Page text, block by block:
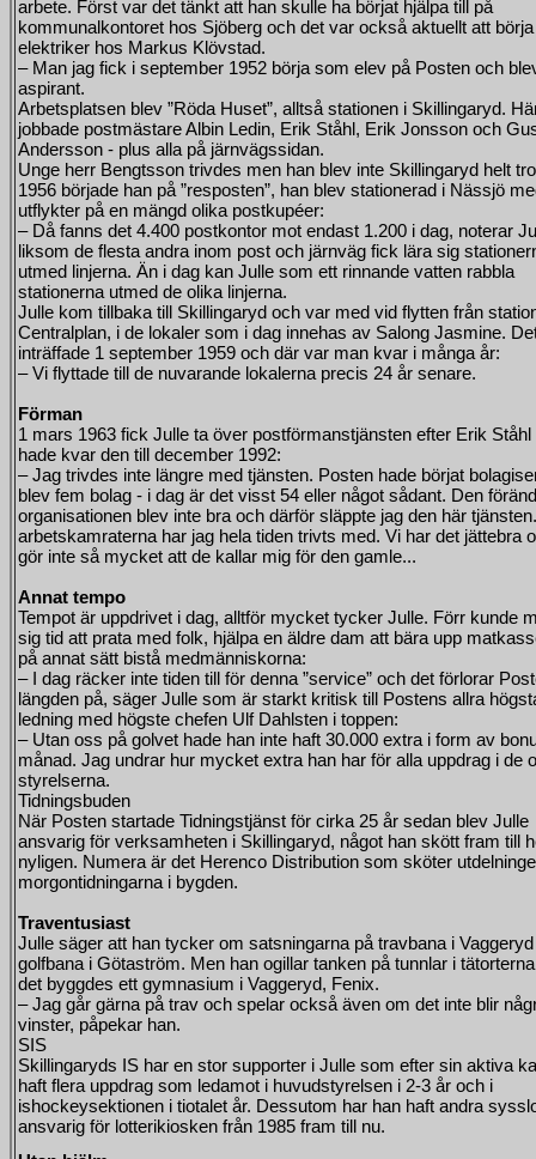
arbete. Först var det tänkt att han skulle ha börjat hjälpa till på
kommunalkontoret hos Sjöberg och det var också aktuellt att
elektriker hos Markus Klövstad.
– Man jag fick i september 1952 börja som elev på Posten och
aspirant.
Arbetsplatsen blev ”Röda Huset”, alltså stationen i Skillingaryd.
jobbade postmästare Albin Ledin, Erik Ståhl, Erik Jonsson och
Andersson - plus alla på järnvägssidan.
Unge herr Bengtsson trivdes men han blev inte Skillingaryd helt
1956 började han på ”resposten”, han blev stationerad i Nässjö
utflykter på en mängd olika postkupéer:
– Då fanns det 4.400 postkontor mot endast 1.200 i dag, noterar
liksom de flesta andra inom post och järnväg fick lära sig
utmed linjerna. Än i dag kan Julle som ett rinnande vatten rabbla
stationerna utmed de olika linjerna.
Julle kom tillbaka till Skillingaryd och var med vid flytten från
Centralplan, i de lokaler som i dag innehas av Salong Jasmine.
inträffade 1 september 1959 och där var man kvar i många år:
– Vi flyttade till de nuvarande lokalerna precis 24 år senare.
Förman
1 mars 1963 fick Julle ta över postförmanstjänsten efter Erik Ståhl
hade kvar den till december 1992:
– Jag trivdes inte längre med tjänsten. Posten hade börjat
blev fem bolag - i dag är det visst 54 eller något sådant. Den
organisationen blev inte bra och därför släppte jag den här
arbetskamraterna har jag hela tiden trivts med. Vi har det jättebra
gör inte så mycket att de kallar mig för den gamle...
Annat tempo
Tempot är uppdrivet i dag, alltför mycket tycker Julle. Förr kunde
sig tid att prata med folk, hjälpa en äldre dam att bära upp
på annat sätt bistå medmänniskorna:
– I dag räcker inte tiden till för denna ”service” och det förlorar
längden på, säger Julle som är starkt kritisk till Postens allra
ledning med högste chefen Ulf Dahlsten i toppen:
– Utan oss på golvet hade han inte haft 30.000 extra i form av
månad. Jag undrar hur mycket extra han har för alla uppdrag i de
styrelserna.
Tidningsbuden
När Posten startade Tidningstjänst för cirka 25 år sedan blev Julle
ansvarig för verksamheten i Skillingaryd, något han skött fram till
nyligen. Numera är det Herenco Distribution som sköter
morgontidningarna i bygden.
Traventusiast
Julle säger att han tycker om satsningarna på travbana i
golfbana i Götaström. Men han ogillar tanken på tunnlar i
det byggdes ett gymnasium i Vaggeryd, Fenix.
– Jag går gärna på trav och spelar också även om det inte blir
vinster, påpekar han.
SIS
Skillingaryds IS har en stor supporter i Julle som efter sin aktiva
haft flera uppdrag som ledamot i huvudstyrelsen i 2-3 år och i
ishockeysektionen i tiotalet år. Dessutom har han haft andra
ansvarig för lotterikiosken från 1985 fram till nu.